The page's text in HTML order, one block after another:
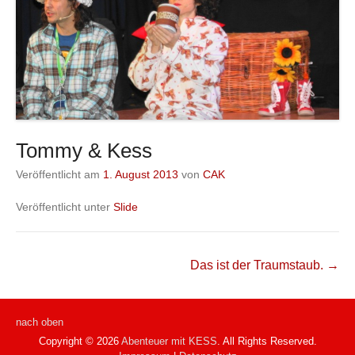
Tommy & Kess
Veröffentlicht am 1. August 2013 von CAK
Veröffentlicht unter Slide
Das ist der Traumstaub. →
nach oben
Copyright © 2026 Abenteuer mit KESS. All Rights Reserved.